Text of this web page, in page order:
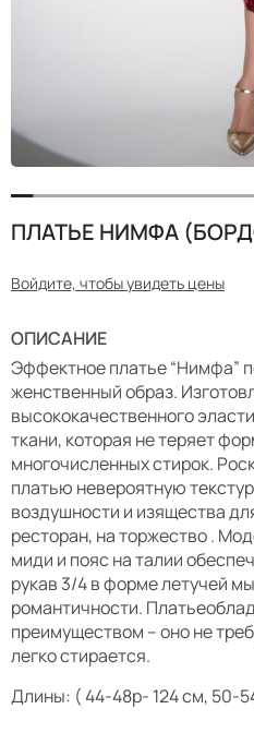
ПЛАТЬЕ НИМФА
Войдите, чтобы увидеть цены
ОПИСАНИЕ
Эффектное платье “Нимфа”
женственный образ.
высококачественного
ткани, которая не теряет
многочисленных стирок.
платью невероятную
воздушности и изящества
ресторан, на торжество .
миди и пояс на талии
рукав 3/4 в форме летучей
романтичности.
преимуществом – оно не
легко стирается.
Длины: ( 44-48р- 124 см, 50-